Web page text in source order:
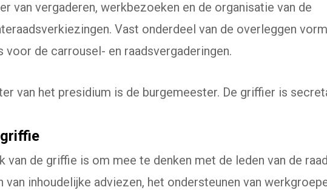
van vergaderen, werkbezoeken en de organisatie van de
Vast onderdeel van de overleggen
voor de carrousel- en raadsvergaderingen.
van het presidium is de burgemeester. De griffier is
van de griffie is om mee te denken met de leden van de
van inhoudelijke adviezen, het ondersteunen van